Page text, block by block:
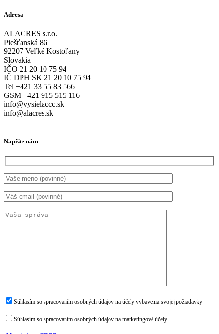
Adresa
ALACRES s.r.o.
Piešťanská 86
92207 Veľké Kostoľany
Slovakia
IČO 21 20 10 75 94
IČ DPH SK 21 20 10 75 94
Tel +421 33 55 83 566
GSM +421 915 515 116
info@vysielaccc.sk
info@alacres.sk
Napíšte nám
Súhlasím so spracovaním osobných údajov na účely vybavenia svojej požiadavky
Súhlasím so spracovaním osobných údajov na marketingové účely